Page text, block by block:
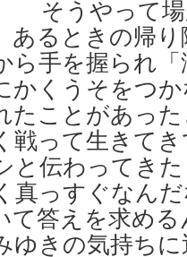
そうやって場
あるときの帰
ら手を握られ
くうそをつ
たことがあっ
戦って生きて
と伝わってき
真っすぐなん
て答えを求め
ゆきの気持ち